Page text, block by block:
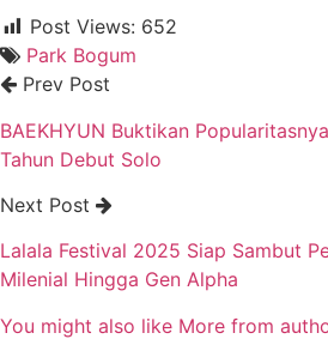
Post Views: 652
Park Bogum
Prev Post
BAEKHYUN Buktikan
Tahun Debut Solo
Next Post
Lalala Festival 2025 Siap Sambut
Milenial Hingga Gen Alpha
You might also like More from